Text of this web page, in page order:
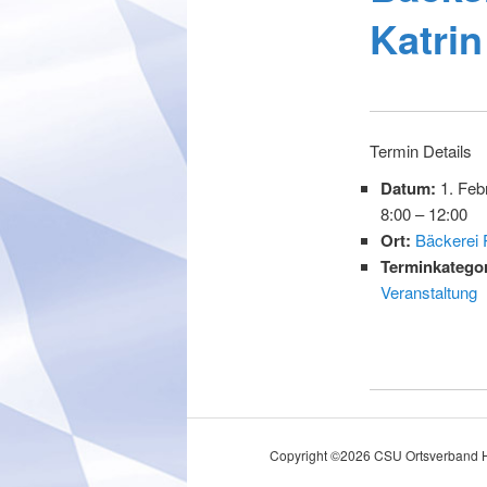
Termin Details
Datum: 1.
8:00–12:00
Ort: Bäckerei
Veranstaltung
Copyright ©2026 CSU Ortsverband